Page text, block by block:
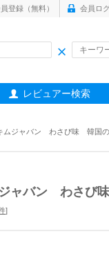
登録（無料） 会員ロ
レビュアー検索
ムジャバン わさび味 韓国の
ャバン わさび
]